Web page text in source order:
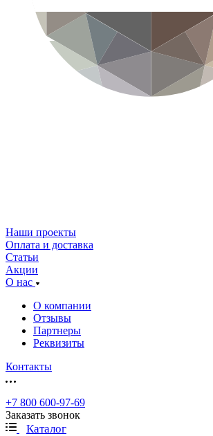
Наши проекты
Оплата и доставка
Статьи
Акции
О нас
О компании
Отзывы
Партнеры
Реквизиты
Контакты
+7 800 600-97-69
Заказать звонок
Каталог